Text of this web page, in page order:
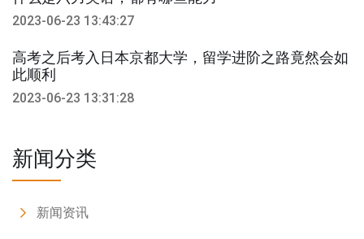
2023-06-23 13:43:27
高考之后考入日本京都大学，留学进阶之路竟然会如
此顺利
2023-06-23 13:31:28
新闻分类
新闻资讯